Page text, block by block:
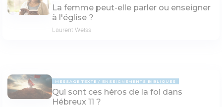
La femme peut-elle parler ou enseigner
à l'église ?
Laurent Weiss
MESSAGE TEXTE ENSEIGNEMENTS BIBLIQUES
Qui sont ces héros de la foi dans
Hébreux 11 ?